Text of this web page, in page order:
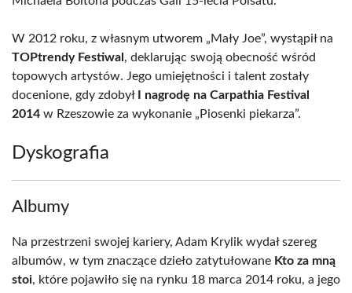
W 2012 roku, z własnym utworem „Mały Joe”, wystąpił na
TOPtrendy Festiwal , deklarując swoją obecność wśród
topowych artystów. Jego umiejętności i talent zostały
docenione, gdy zdobył
I nagrodę na Carpathia Festival
2014 w Rzeszowie za wykonanie „Piosenki piekarza”.
Dyskografia
Albumy
Na przestrzeni swojej kariery, Adam Krylik wydał szereg
albumów, w tym znaczące dzieło zatytułowane Kto za mną
stoi, które pojawiło się na rynku 18 marca 2014 roku, a jego